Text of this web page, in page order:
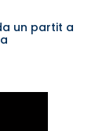
un partit a